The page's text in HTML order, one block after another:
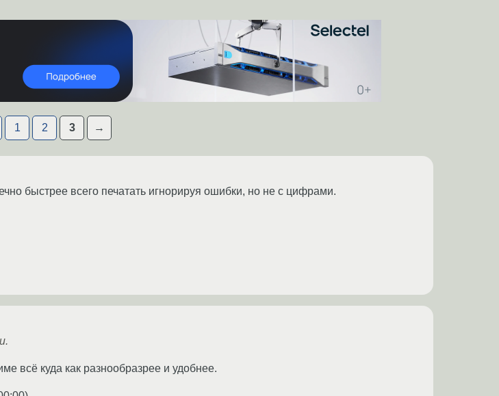
1 2 3 →
быстрее всего печатать игнорируя ошибки, но не с цифрами.
всё куда как разнообразрее и удобнее.